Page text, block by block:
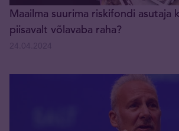
Maailma suurima riskifondi asutaja
piisavalt võlavaba raha?